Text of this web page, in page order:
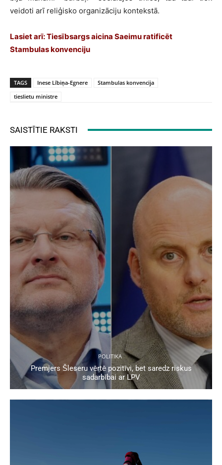
veidoti arī reliģisko organizāciju kontekstā.
Lasiet arī:Tiesībsargs aicina Saeimu ratificēt
Stambulas konvenciju
TAGS Inese Lībiņa-Egnere
Stambulas konvencija
tieslietu ministre
SAISTĪTIE RAKSTI
POLITIKA
Premjers Šleseru vērtē pozitīvi, bet saredz riskus
sadarbībai ar LPV